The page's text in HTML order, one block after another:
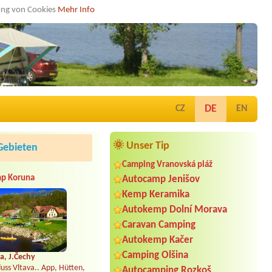
von Cookies Mehr Info
CZ DE EN
🌞 Unser Tip
Camping Vranovská pláž
Autocamp Jenišov
Kemp Keramika
Autokemp Dolní Morava
Caravan Camping
Autokemp Kačer
Camping Olšina
Koruna
J.Čechy
Vltava.. App, Hütten,